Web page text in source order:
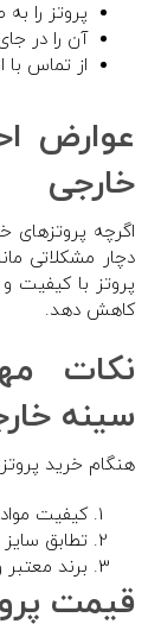
پروتز را
آن را در
از تماس با
عوارض
خارجی
اگرچه پروتزهای
دچار مشکلاتی
پروتز با کیفیت
کاهش دهد.
نکات
سینه
هنگام خرید
کیفیت
تطابق
برند
قیمت